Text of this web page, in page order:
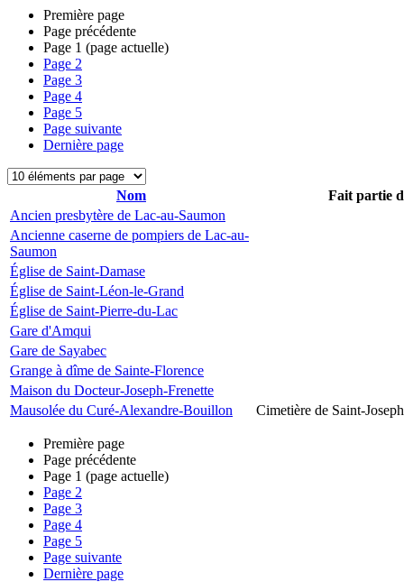
Première page
Page précédente
Page 1 (page actuelle)
Page 2
Page 3
Page 4
Page 5
Page suivante
Dernière page
Nom
Fait partie
Ancien presbytère de Lac-au-Saumon
Ancienne caserne de pompiers de Lac-au-
Saumon
Église de Saint-Damase
Église de Saint-Léon-le-Grand
Église de Saint-Pierre-du-Lac
Gare d'Amqui
Gare de Sayabec
Grange à dîme de Sainte-Florence
Maison du Docteur-Joseph-Frenette
Mausolée du Curé-Alexandre-Bouillon
Cimetière de Saint-Joseph
Première page
Page précédente
Page 1 (page actuelle)
Page 2
Page 3
Page 4
Page 5
Page suivante
Dernière page